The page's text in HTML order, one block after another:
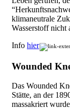
klimaneutrale
Wasserstoff nicht
Info hier
Wounded
Das Wounded
Stätte, an der
massakriert